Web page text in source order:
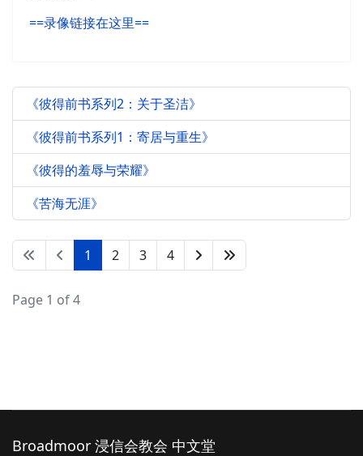
==录像链接在这里==
《彼得前书系列2：关于圣洁》
《彼得前书系列1：寄居与重生》
《彼得的羞辱与荣耀》
《苦海无涯》
1 2 3 4
Page 1 of 4
Broadmoor 浸信会教会 中文堂